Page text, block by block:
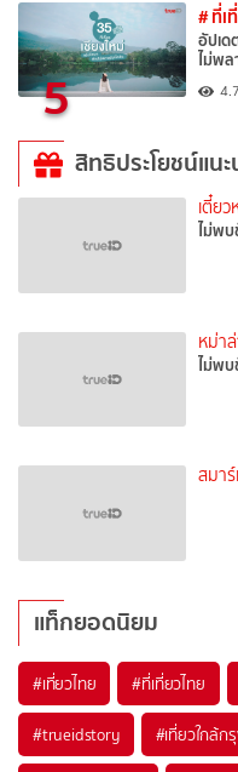
5
# ที่เ
อัปเด
ไม่พล
สิทธิประโยชน์แนะ
เตี๋ยว
ไม่พ
หม่า
ไม่พ
สมา
แท็กยอดนิยม
#เที่ยวไทย #ที่เที่ยวไทย
#trueidstory #เที่ยวใกล้ก